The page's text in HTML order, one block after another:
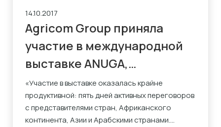
14.10.2017
Agricom Group приняла
участие в международной
выставке ANUGA,
проходившей 7-11 октября
2017 в Кёльне
«Участие в выставке оказалась крайне
продуктивной: пять дней активных переговоров
с представителями стран, Африканского
континента, Азии и Арабскими странами....